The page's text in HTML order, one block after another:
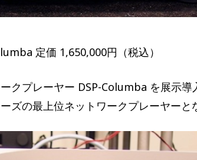
定価 1,650,000円（税込）
クプレーヤー DSP-Columba を展示導
ズの最上位ネットワークプレーヤーと